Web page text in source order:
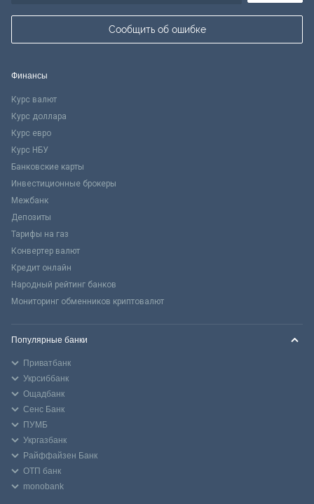
Сообщить об ошибке
Финансы
Курс валют
Курс доллара
Курс евро
Курс НБУ
Банковские карты
Инвестиционные брокеры
Межбанк
Депозиты
Тарифы на газ
Конвертер валют
Кредит онлайн
Народный рейтинг банков
Мониторинг обменников криптовалют
Популярные банки
Приватбанк
Укрсиббанк
Ощадбанк
Сенс Банк
ПУМБ
Укргазбанк
Райффайзен Банк
ОТП банк
monobank